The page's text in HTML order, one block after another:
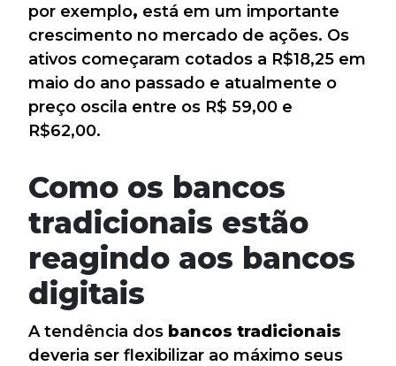
por exemplo, está em um importante
crescimento no mercado de ações. Os
ativos começaram cotados a R$18,25 em
maio do ano passado e atualmente o
preço oscila entre os R$ 59,00 e
R$62,00.
Como os bancos
tradicionais estão
reagindo aos bancos
digitais
A tendência dos bancos tradicionais
deveria ser flexibilizar ao máximo seus